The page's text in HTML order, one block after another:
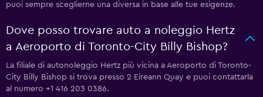
puoi sempre sceglierne una diversa in base alle tue esigenze.
Dove posso trovare auto a noleggio Hertz
a Aeroporto di Toronto-City Billy Bishop?
La filiale di autonoleggio Hertz più vicina a Aeroporto di Toronto-
City Billy Bishop si trova presso 2 Eireann Quay e puoi contattarla
al numero +1 416 203 0386.